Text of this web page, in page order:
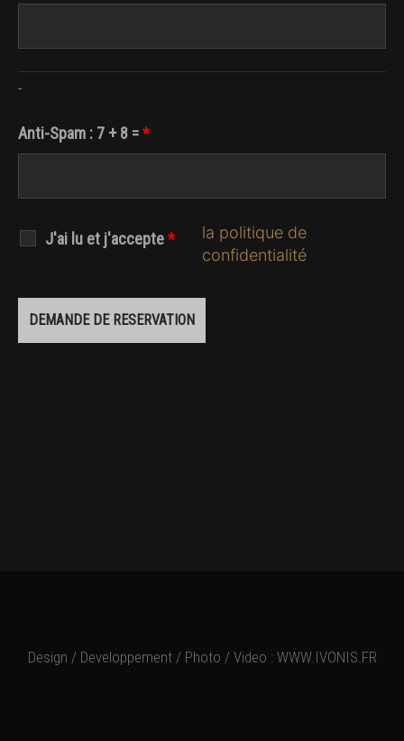
-
Anti-Spam : 7 + 8 =*
J'ai lu et j'accepte*
la politique de
confidentialité
Design / Developpement / Photo / Video : WWW.IVONIS.FR